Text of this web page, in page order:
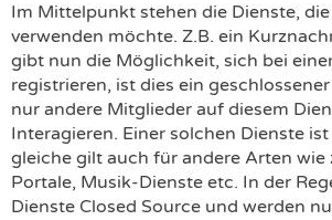
Im Mittelpunkt stehen die Dienste,
verwenden möchte. Z.B. ein
gibt nun die Möglichkeit, sich bei
registrieren, ist dies ein
nur andere Mitglieder auf diesem
Interagieren. Einer solchen Dienste
gleiche gilt auch für andere Arten wie
Portale, Musik-Dienste etc. In der
Dienste Closed Source und werden